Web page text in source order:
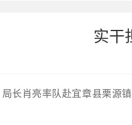
实干
长肖亮率队赴宜章县栗源